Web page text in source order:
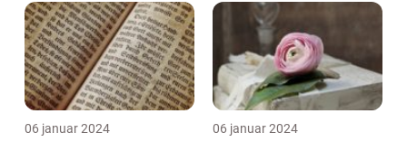
bog, så...
06 januar 2024 06 januar 2024